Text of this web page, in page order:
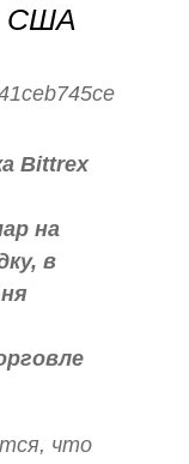
США
Bittrex
на
в
что